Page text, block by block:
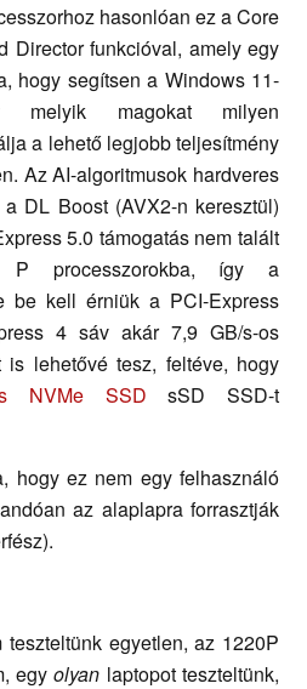
hasonlóan ez a Core
Director funkcióval, amely egy
hogy segítsen a Windows 11-
melyik magokat milyen
a lehető legjobb teljesítmény
Az AI-algoritmusok hardveres
DL Boost (AVX2-n keresztül)
5.0 támogatás nem talált
processzorokba, így a
be kell érniük a PCI-Express
4 sáv akár 7,9 GB/s-os
is lehetővé tesz, feltéve, hogy
NVMe SSD sSD SSD-t
hogy ez nem egy felhasználó
az alaplapra forrasztják
egyetlen, az 1220P
egyolyan laptopot teszteltünk,